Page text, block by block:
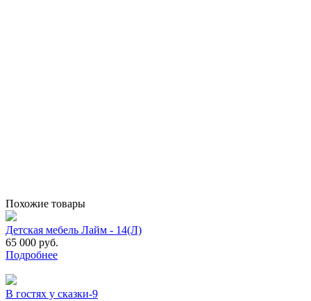
Похожие товары
Детская мебель Лайм - 14(Л)
65 000 руб.
Подробнее
В гостях у сказки-9